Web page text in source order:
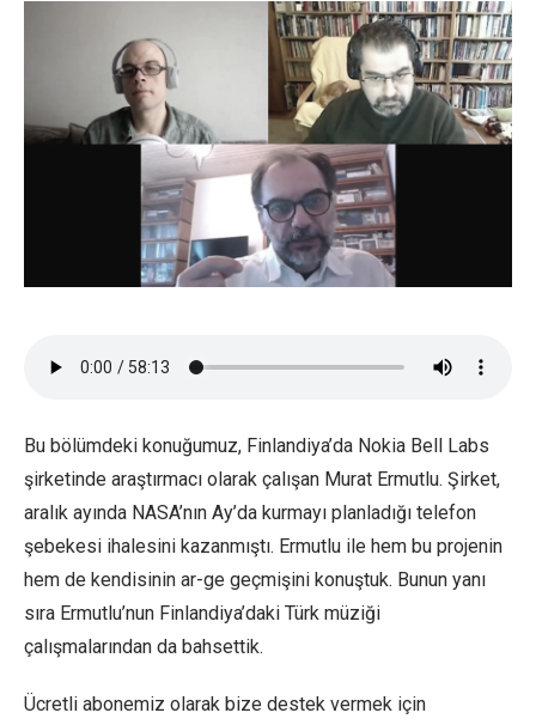
Bu bölümdeki konuğumuz, Finlandiya’da Nokia Bell Labs
şirketinde araştırmacı olarak çalışan Murat Ermutlu. Şirket,
aralık ayında NASA’nın Ay’da kurmayı planladığı telefon
şebekesi ihalesini kazanmıştı. Ermutlu ile hem bu projenin
hem de kendisinin ar-ge geçmişini konuştuk. Bunun yanı
sıra Ermutlu’nun Finlandiya’daki Türk müziği
çalışmalarından da bahsettik.
Ücretli abonemiz olarak bize destek vermek için